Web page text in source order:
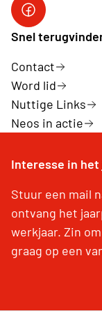
Facebook
Snel
Contact
Word lid
Nuttige Links
Neos in actie
Interesse in het
Stuur een mail
ontvang het
werkjaar. Zin
graag op een